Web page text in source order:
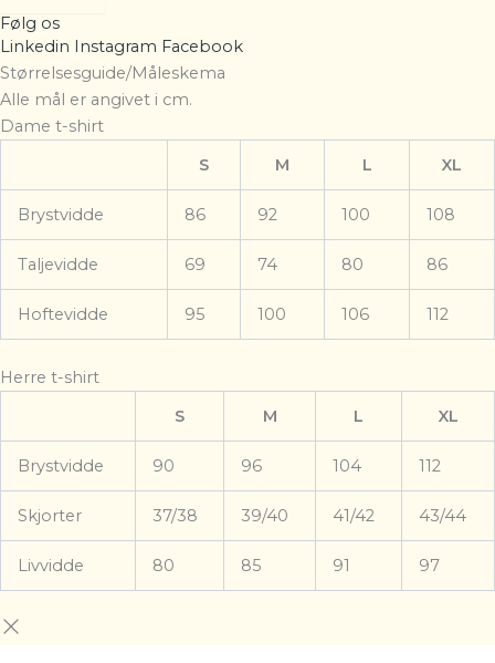
Følg os
Linkedin Instagram Facebook
Størrelsesguide/Måleskema
Alle mål er angivet i cm.
Dame t-shirt
S
M L XL
Brystvidde 86 92 100 108
Taljevidde 69 74 80 86
Hoftevidde 95 100 106 112
Herre t-shirt
S
M L XL
Brystvidde 90 96 104 112
Skjorter 37/38 39/40 41/42 43/44
Livvidde 80 85 91 97